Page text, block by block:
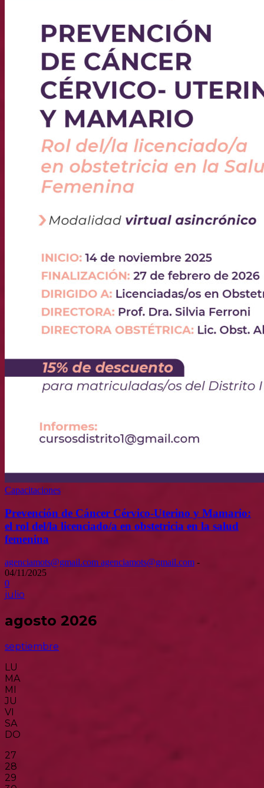
Capacitaciones
Prevención de Cáncer Cérvico-Uterino y Mamario:
el rol del/la licenciado/a en obstetricia en la salud
femenina
agenciamots@gmail.com agenciamots@gmail.com -
04/11/2025
0
julio
agosto 2026
septiembre
LU
MA
MI
JU
VI
SA
DO
27
28
29